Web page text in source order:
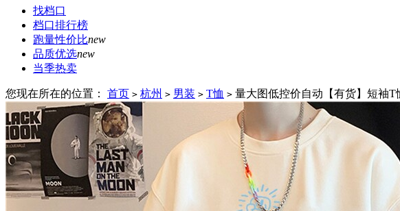
找档口
档口排行榜
跑量性价比new
品质优选new
当季热卖
您现在所在的位置： 首页 > 杭州 > 男装 > T恤 > 量大图低控价自动【有货】短袖T